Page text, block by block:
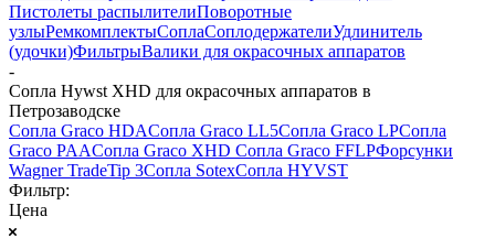
Пистолеты распылителиПоворотные
узлыРемкомплектыСоплаСоплодержателиУдлинитель
(удочки)ФильтрыВалики для окрасочных аппаратов
-
Сопла Hywst XHD для окрасочных аппаратов в
Петрозаводске
Сопла Graco HDAСопла Graco LL5Сопла Graco LPСопла
Graco PAAСопла Graco XHD Сопла Graco FFLPФорсунки
Wagner TradeTip 3Сопла SotexСопла HYVST
Фильтр:
Цена